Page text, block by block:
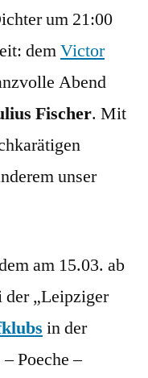
um 21:00
demVictor
Abend
Fischer. Mit
unser
am 15.03. ab
der „Leipziger
in der
Poeche –